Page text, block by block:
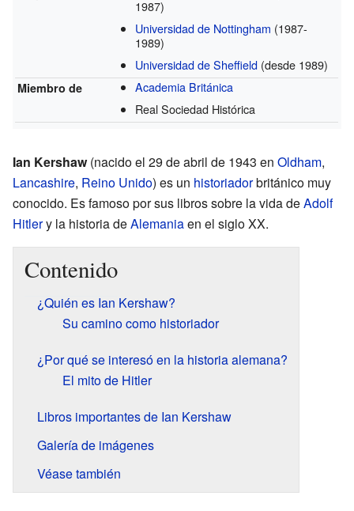
1987)
Universidad de Nottingham (1987-
1989)
Universidad de Sheffield (desde 1989)
Miembro de
Academia Británica
Real Sociedad Histórica
Ian Kershaw(nacido el 29 de abril de 1943 en Oldham,
Lancashire, Reino Unido) es un historiadorbritánico muy
conocido. Es famoso por sus libros sobre la vida deAdolf
Hitlery la historia deAlemaniaen el siglo XX.
Contenido
¿Quién es Ian Kershaw?
Su camino como historiador
¿Por qué se interesó en la historia alemana?
El mito de Hitler
Libros importantes de Ian Kershaw
Galería de imágenes
Véase también